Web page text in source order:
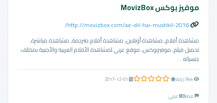
موفيز بوكس MovizBox
http://movizbox.com/ae-dil-hai-mushkil-2016/
مشاهدة أفلام, مشاهدة أونلاين, مشاهدة أفلام مترجمة, مشاهدة مباشرة,
تحميل فيلم, موفيزبوكس, موقع عربي لمشاهدة الأفلام العربية والأجنبية بمختلف
جنسياته ...
0.0 من 5 نجوم
مصر
عربي